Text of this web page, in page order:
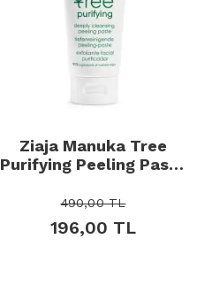
Ziaja Manuka Tree
Purifying Peeling Paste
75ml
490,00TL
196,00 TL